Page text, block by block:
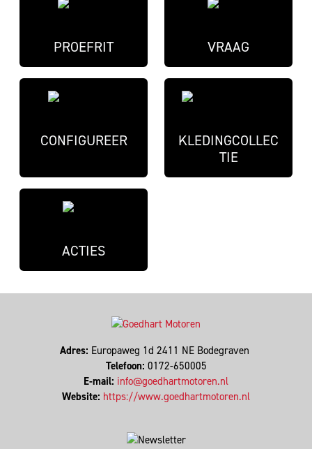
PROEFRIT VRAAG
CONFIGUREER
KLEDINGCOLLEC
TIE
ACTIES
Adres: Europaweg 1d 2411 NE Bodegraven
Telefoon: 0172-650005
E-mail: info@goedhartmotoren.nl
Website: https://www.goedhartmotoren.nl